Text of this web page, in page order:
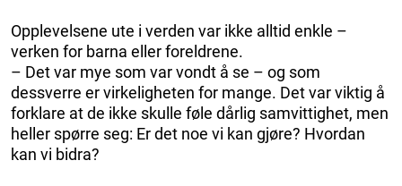
Opplevelsene ute i verden var ikke alltid enkle –
verken for barna eller foreldrene.
– Det var mye som var vondt å se – og som
dessverre er virkeligheten for mange. Det var viktig å
forklare at de ikke skulle føle dårlig samvittighet, men
heller spørre seg: Er det noe vi kan gjøre? Hvordan
kan vi bidra?